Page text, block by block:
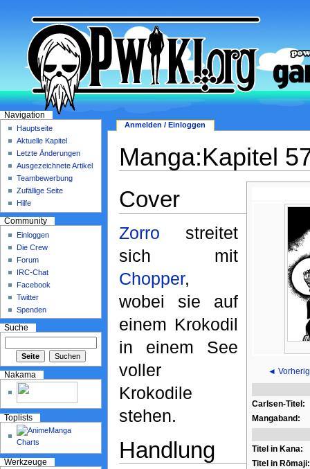
Manga:Kapitel
◄
Carlsen-Titel:
Mangaband:
Titel in Kana:
Titel in Rōmaji:
Cover
Zorro streitet
sich mit
Chopper,
wobei sie auf
einem Krokodil
in einem See
voller
Krokodile
stehen.
Handlung
Anmelden / Einloggen
Navigation
Hauptseite
Aktuelle Kapitel
Letzte Änderungen
Ausgezeichnete Artikel
Teambewerbung
Zufällige Seite
Hilfe
Community
Einloggen
Die Crew
Forum
IRC-Chat
Facebook
Twitter
Spenden
Suche
Nakama
Toplists
Werkzeuge